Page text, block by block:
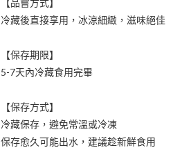
【品嘗方式】
冷藏後直接享用，冰涼細緻，滋味絕佳
【保存期限】
5-7天內冷藏食用完畢
【保存方式】
冷藏保存，避免常溫或冷凍
保存愈久可能出水，建議趁新鮮食用